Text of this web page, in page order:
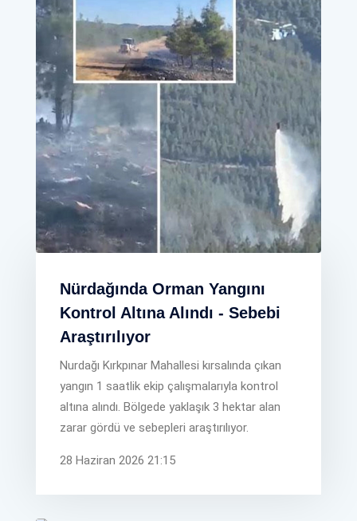
Nürdağında Orman Yangını
Kontrol Altına Alındı - Sebebi
Araştırılıyor
Nurdağı Kırkpınar Mahallesi kırsalında çıkan
yangın 1 saatlik ekip çalışmalarıyla kontrol
altına alındı. Bölgede yaklaşık 3 hektar alan
zarar gördü ve sebepleri araştırılıyor.
28 Haziran 2026 21:15